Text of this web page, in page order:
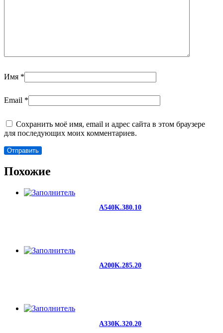
Имя *
Email *
Сохранить моё имя, email и адрес сайта в этом браузере
для последующих моих комментариев.
Похожие
A540K.380.10
A200K.285.20
A330K.320.20